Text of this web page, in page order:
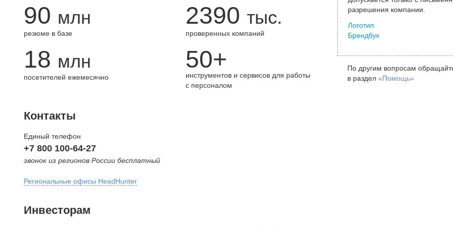
90 млн
резюме в базе
2390 тыс.
проверенных компаний
18 млн
посетителей ежемесячно
50+
инструментов и сервисов для работы
с персоналом
разрешения компании.
Логотип
Брендбук
По другим вопросам
в раздел «Помощь»
Контакты
Единый телефон
+7 800 100-64-27
звонок из регионов России бесплатный
Региональные офисы HeadHunter
внутригородская территория
Инвесторам